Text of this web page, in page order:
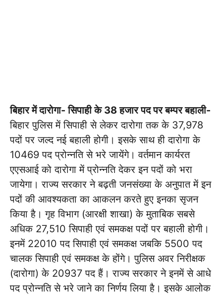
बिहार में दारोगा- सिपाही के 38 हजार पद पर बम्पर बहाली-
बिहार पुलिस में सिपाही से लेकर दारोगा तक के 37,978
पदों पर जल्द नई बहाली होगी। इसके साथ ही दारोगा के
10469 पद प्रोन्नति से भरे जायेंगे। वर्तमान कार्यरत
एएसआई को दारोगा में प्रोन्नति देकर इन पदों को भरा
जायेगा। राज्य सरकार ने बढ़ती जनसंख्या के अनुपात में इन
पदों की आवश्यकता का आकलन करते हुए इनका सृजन
किया है। गृह विभाग (आरक्षी शाखा) के मुताबिक सबसे
अधिक 27,510 सिपाही एवं समकक्ष पदों पर बहाली होगी।
इनमें 22010 पद सिपाही एवं समकक्ष जबकि 5500 पद
चालक सिपाही एवं समकक्ष के होंगे। पुलिस अवर निरीक्षक
(दारोगा) के 20937 पद हैं। राज्य सरकार ने इनमें से आधे
पद प्रोन्नति से भरे जाने का निर्णय लिया है। इसके आलोक